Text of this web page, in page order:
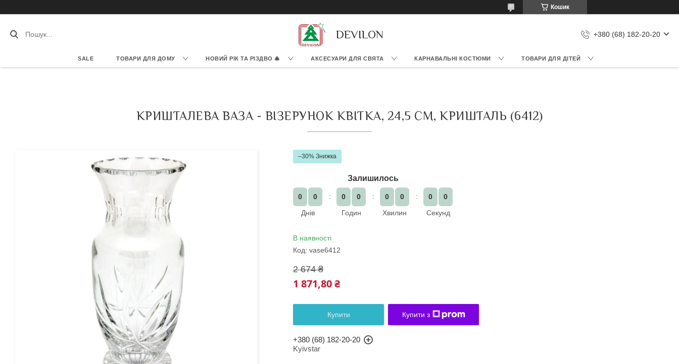
Кошик
DEVILON +380 (68) 182-20-20
SALE ТОВАРИ ДЛЯ ДОМУ НОВИЙ РІК ТА РІЗДВО 🎄 АКСЕСУАРИ ДЛЯ СВЯТА КАРНАВАЛЬНІ КОСТЮМИ ТОВАРИ ДЛЯ ДІТЕЙ
КРИШТАЛЕВА ВАЗА - ВІЗЕРУНОК КВІТКА, 24,5 СМ, КРИШТАЛЬ (6412)
–30%
Залишилось
0
0
Днів
0
0
Годин
0
0
Хвилин
0
0
Секунд
В наявності
Код: vase6412
2 674 ₴
1 871,80 ₴
Купити Купити з
+380 (68) 182-20-20
Kyivstar